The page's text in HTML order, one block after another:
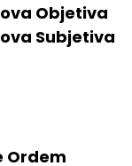
Objetiva
Subjetiva
Ordem